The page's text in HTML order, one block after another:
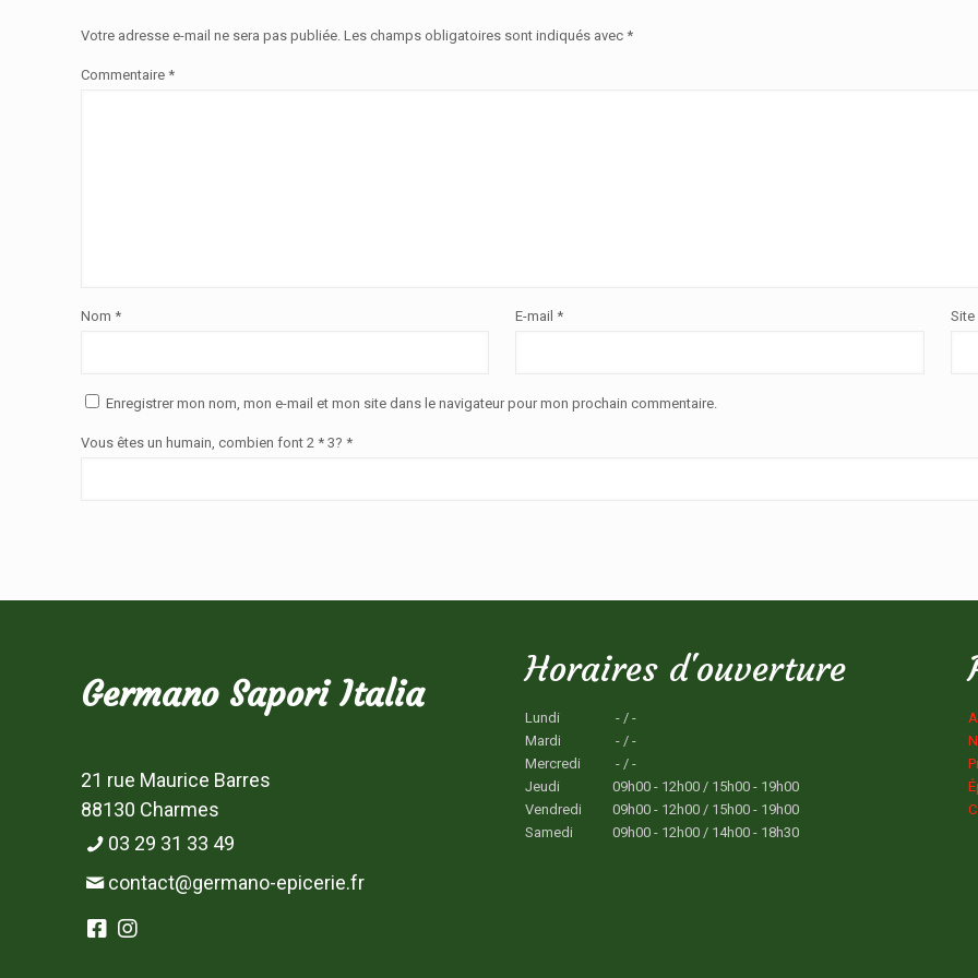
Votre adresse e-mail ne sera pas publiée. Les champs obligatoires sont indiqués avec *
Commentaire *
Nom * E-mail * Site
Enregistrer mon nom, mon e-mail et mon site dans le navigateur pour mon prochain commentaire.
Vous êtes un humain, combien font 2 * 3? *
Germano Sapori Italia
21 rue Maurice Barres
88130 Charmes
03 29 31 33 49
contact@germano-epicerie.fr
Horaires d'ouverture
Lundi
- / -
Mardi
- / -
Mercredi
- / -
Jeudi
09h00 - 12h00 / 15h00 - 19h00
Vendredi
09h00 - 12h00 / 15h00 - 19h00
Samedi
09h00 - 12h00 / 14h00 - 18h30